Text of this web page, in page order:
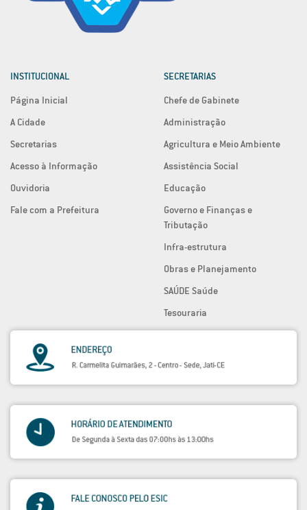
INSTITUCIONAL
Página Inicial
A Cidade
Secretarias
Acesso à Informação
Ouvidoria
Fale com a Prefeitura
SECRETARIAS
Chefe de Gabinete
Administração
Agricultura e Meio Ambiente
Assistência Social
Educação
Governo e Finanças e
Tributação
Infra-estrutura
Obras e Planejamento
SAÚDE Saúde
Tesouraria